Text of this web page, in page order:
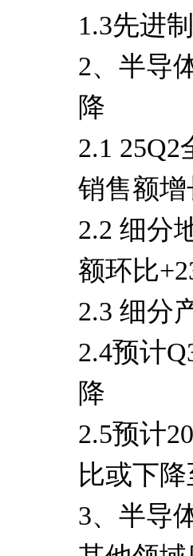
1.3先进
2、半导
降
2.1
销售额增
2.2 细分
额环比
2.3 细分
2.4预计
降
2.5预计
比或下降
3、半导